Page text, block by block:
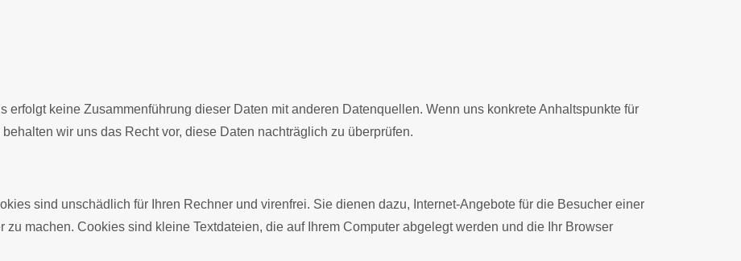
erfolgt keine Zusammenführung dieser Daten mit anderen Datenquellen. Wenn uns konkrete Anhaltspunkte für
wir uns das Recht vor, diese Daten nachträglich zu überprüfen.
sind unschädlich für Ihren Rechner und virenfrei. Sie dienen dazu, Internet-Angebote für die Besucher einer
zu machen. Cookies sind kleine Textdateien, die auf Ihrem Computer abgelegt werden und die Ihr Browser